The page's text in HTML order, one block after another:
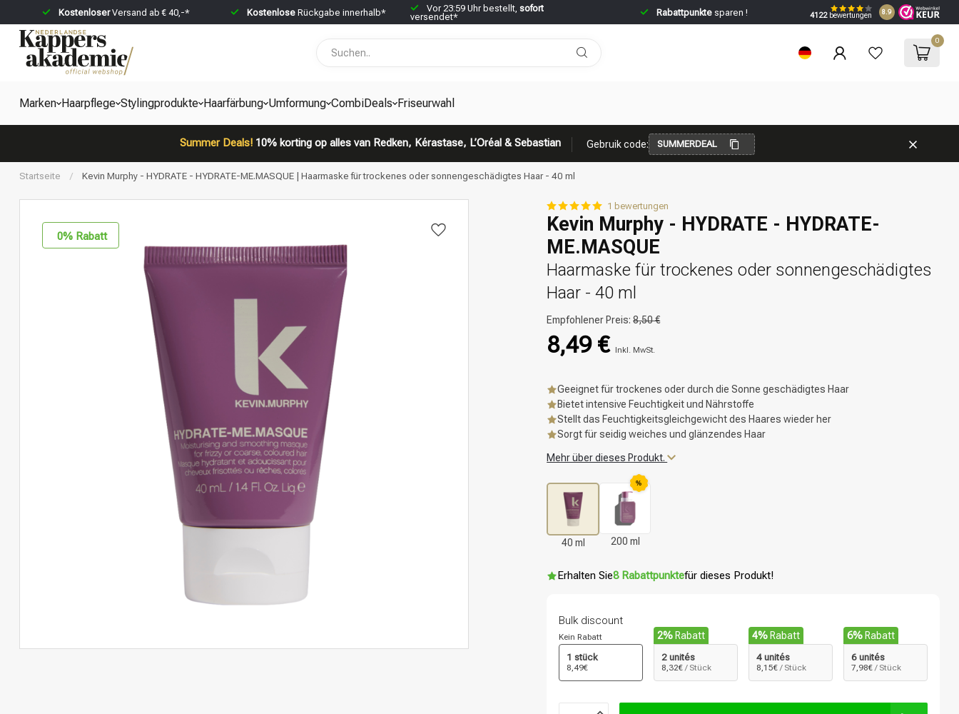
KostenloserVersand ab € 40,-* Kostenlose Rückgabe innerhalb* Vor 23:59 Uhr bestellt, sofort
versendet*
Rabattpunktesparen ! 4122bewertungen 8.9
0
Marken Haarpflege Stylingprodukte Haarfärbung Umformung CombiDeals Friseurwahl
Summer Deals!10% korting op alles van Redken, Kérastase, L’Oréal & Sebastian Gebruik code: SUMMERDEAL
Startseite / Kevin Murphy - HYDRATE - HYDRATE-ME.MASQUE | Haarmaske für trockenes oder sonnengeschädigtes Haar - 40 ml
0% Rabatt
1 bewertungen
Kevin Murphy - HYDRATE - HYDRATE-
ME.MASQUE
Haarmaske für trockenes oder sonnengeschädigtes
Haar - 40 ml
Empfohlener Preis:8,50 €
8,49 € Inkl. MwSt.
Geeignet für trockenes oder durch die Sonne geschädigtes Haar
Bietet intensive Feuchtigkeit und Nährstoffe
Stellt das Feuchtigkeitsgleichgewicht des Haares wieder her
Sorgt für seidig weiches und glänzendes Haar
Mehr über dieses Produkt.
40 ml
%
200 ml
Erhalten Sie8 Rabattpunktefür dieses Produkt!
Bulk discount
Kein Rabatt
1 stück
8,49€
2% Rabatt
2 unités
8,32€ / Stück
4% Rabatt
4 unités
8,15€ / Stück
6% Rabatt
6 unités
7,98€ / Stück